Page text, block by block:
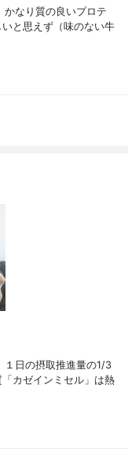
かなり質の良いプロテ
と思えず（味のない牛
日の摂取推進量の1/3
カゼインミセル」は熱